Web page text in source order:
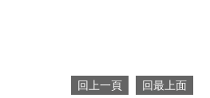
回上一頁 回最上面